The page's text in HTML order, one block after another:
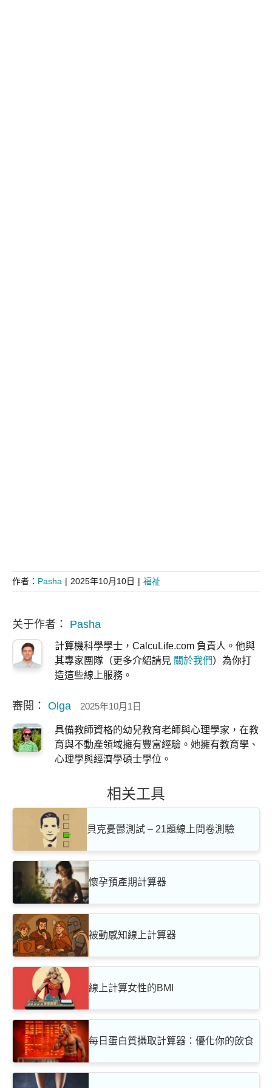
作者： Pasha | 2025年10月10日 | 福祉
关于作者： Pasha
計算機科學學士，CalcuLife.com 負責人。他與
其專家團隊（更多介紹請見 關於我們）為你打
造這些線上服務。
審閱： Olga 2025年10月1日
具備教師資格的幼兒教育老師與心理學家，在教
育與不動產領域擁有豐富經驗。她擁有教育學、
心理學與經濟學碩士學位。
相关工具
貝克憂鬱測試 – 21題線上問卷測驗
懷孕預產期計算器
被動感知線上計算器
線上計算女性的BMI
每日蛋白質攝取計算器：優化你的飲食